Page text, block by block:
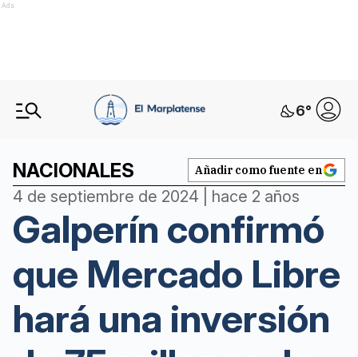
Ads
6°
NACIONALES Añadir como fuente en
4 de septiembre de 2024 | hace 2 años
Galperín confirmó
que Mercado Libre
hará una inversión